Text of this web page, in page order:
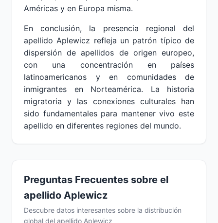
Américas y en Europa misma.
En conclusión, la presencia regional del
apellido Aplewicz refleja un patrón típico de
dispersión de apellidos de origen europeo,
con una concentración en países
latinoamericanos y en comunidades de
inmigrantes en Norteamérica. La historia
migratoria y las conexiones culturales han
sido fundamentales para mantener vivo este
apellido en diferentes regiones del mundo.
Preguntas Frecuentes sobre el
apellido Aplewicz
Descubre datos interesantes sobre la distribución
global del apellido Aplewicz